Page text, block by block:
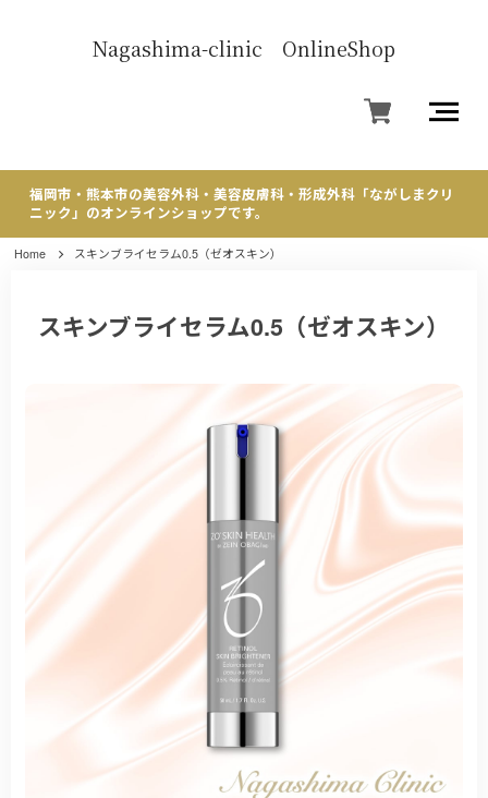
福岡市・熊本市の美容外科・美容皮膚科・形成外科「ながしまクリ
ニック」のオンラインショップです。
Nagashima-clinic OnlineShop
Home スキンブライセラム0.5（ゼオスキン）
スキンブライセラム0.5（ゼオスキン）